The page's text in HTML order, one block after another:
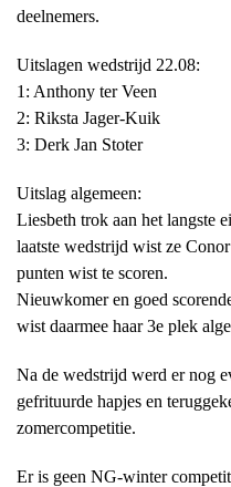
deelnemers.
Uitslagen wedstrijd 22.08:
1: Anthony ter Veen
2: Riksta Jager-Kuik
3: Derk Jan Stoter
Uitslag algemeen:
Liesbeth trok aan het langste
laatste wedstrijd wist ze
punten wist te scoren.
Nieuwkomer en goed
wist daarmee haar 3e plek
Na de wedstrijd werd er nog
gefrituurde hapjes en
zomercompetitie.
Er is geen NG-winter